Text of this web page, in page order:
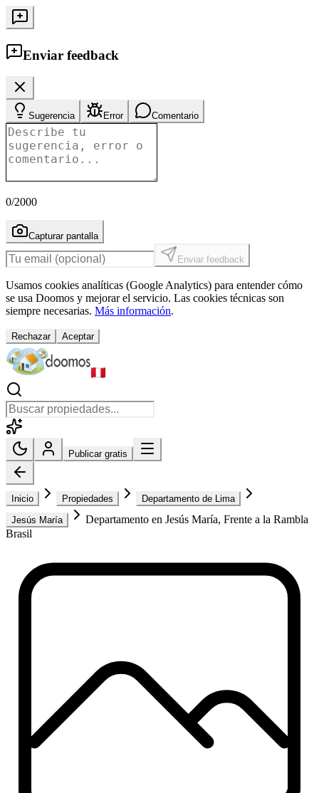
Enviar feedback
Sugerencia Error Comentario
0/2000
Capturar pantalla
Enviar feedback
Usamos cookies analíticas (Google Analytics) para entender cómo
se usa Doomos y mejorar el servicio. Las cookies técnicas son
siempre necesarias. Más información.
Rechazar Aceptar
Publicar gratis
Inicio Propiedades
Departamento de Lima
Jesús María
Departamento en Jesús María, Frente a la Rambla
Brasil